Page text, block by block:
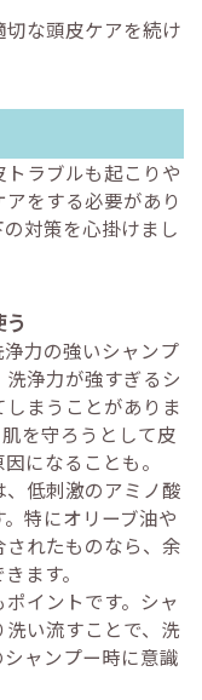
な頭皮ケアを続け
ラブルも起こりや
をする必要があり
対策を心掛けまし
力の強いシャンプ
浄力が強すぎるシ
まうことがありま
を守ろうとして皮
になることも。
低刺激のアミノ酸
特にオリーブ油や
れたものなら、余
ます。
イントです。シャ
い流すことで、洗
ャンプー時に意識